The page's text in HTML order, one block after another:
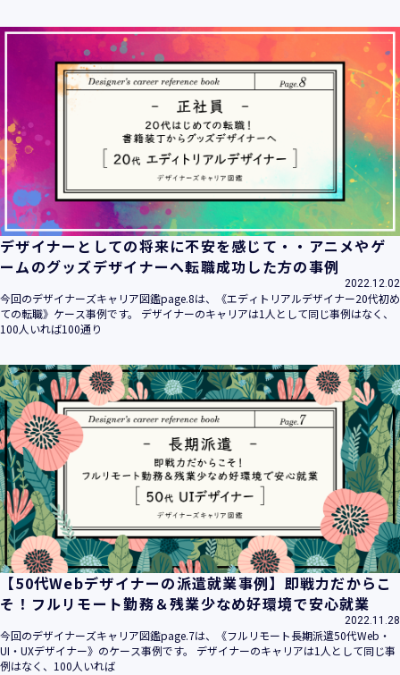
デザイナーとしての将来に不安を感じて・・アニメやゲ
ームのグッズデザイナーへ転職成功した方の事例
2022.12.02
今回のデザイナーズキャリア図鑑page.8は、《エディトリアルデザイナー20代初め
ての転職》ケース事例です。 デザイナーのキャリアは1人として同じ事例はなく、
100人いれば100通り
【50代Webデザイナーの派遣就業事例】即戦力だからこ
そ！フルリモート勤務＆残業少なめ好環境で安心就業
2022.11.28
今回のデザイナーズキャリア図鑑page.7は、《フルリモート長期派遣50代Web・
UI・UXデザイナー》のケース事例です。 デザイナーのキャリアは1人として同じ事
例はなく、100人いれば